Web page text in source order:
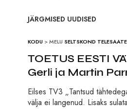
JÄRGMISED UUDISED
KODU >MELU SELTSKOND
TOETUS EESTI
Gerli ja Martin
Eilses TV3 „Tantsud
välja ei langenud. Lisaks